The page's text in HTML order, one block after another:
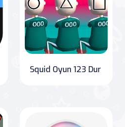
Squid Oyun 123 Dur